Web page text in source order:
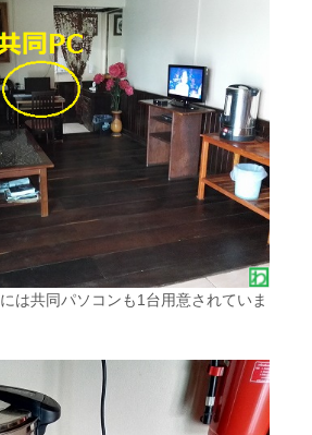
は共同パソコンも1台用意されていま